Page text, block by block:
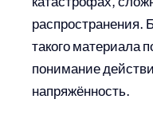
распространения.
такого материала
понимание
напряжённость.